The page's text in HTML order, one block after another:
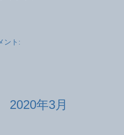
ント:
年3月